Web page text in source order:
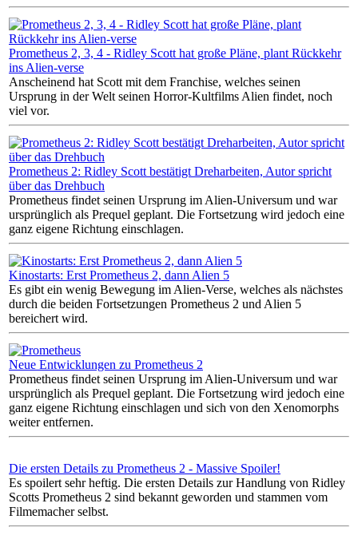
Prometheus 2, 3, 4 - Ridley Scott hat große Pläne, plant Rückkehr
ins Alien-verse
Anscheinend hat Scott mit dem Franchise, welches seinen
Ursprung in der Welt seinen Horror-Kultfilms Alien findet, noch
viel vor.
Prometheus 2: Ridley Scott bestätigt Dreharbeiten, Autor spricht
über das Drehbuch
Prometheus findet seinen Ursprung im Alien-Universum und war
ursprünglich als Prequel geplant. Die Fortsetzung wird jedoch eine
ganz eigene Richtung einschlagen.
Kinostarts: Erst Prometheus 2, dann Alien 5
Es gibt ein wenig Bewegung im Alien-Verse, welches als nächstes
durch die beiden Fortsetzungen Prometheus 2 und Alien 5
bereichert wird.
Neue Entwicklungen zu Prometheus 2
Prometheus findet seinen Ursprung im Alien-Universum und war
ursprünglich als Prequel geplant. Die Fortsetzung wird jedoch eine
ganz eigene Richtung einschlagen und sich von den Xenomorphs
weiter entfernen.
Die ersten Details zu Prometheus 2 - Massive Spoiler!
Es spoilert sehr heftig. Die ersten Details zur Handlung von Ridley
Scotts Prometheus 2 sind bekannt geworden und stammen vom
Filmemacher selbst.